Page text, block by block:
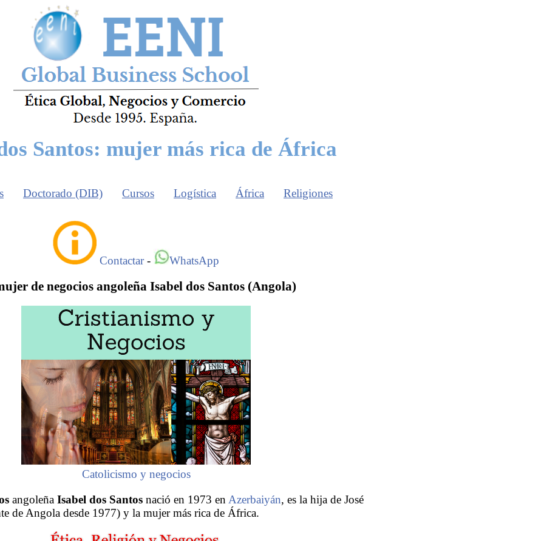
Santos: mujer más rica de África
Doctorado (DIB) Cursos Logística África Religiones
Contactar- WhatsApp
de negocios angoleña Isabel dos Santos (Angola)
Catolicismo y negocios
angoleña Isabel dos Santos nació en 1973 en Azerbaiyán, es la hija de José
de Angola desde 1977) y la mujer más rica de África.